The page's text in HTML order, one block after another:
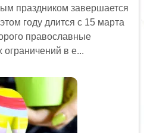
праздником завершается
году длится с 15 марта
православные
ограничений в е...